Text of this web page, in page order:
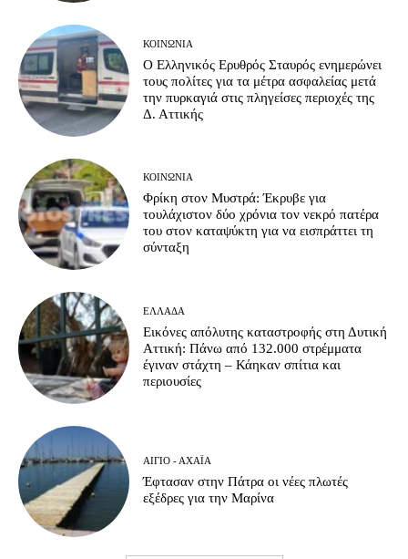
ΚΟΙΝΩΝΊΑ
Ο Ελληνικός Ερυθρός Σταυρός ενημερώνει
τους πολίτες για τα μέτρα ασφαλείας μετά
την πυρκαγιά στις πληγείσες περιοχές της
Δ. Αττικής
ΚΟΙΝΩΝΊΑ
Φρίκη στον Μυστρά: Έκρυβε για
τουλάχιστον δύο χρόνια τον νεκρό πατέρα
του στον καταψύκτη για να εισπράττει τη
σύνταξη
ΕΛΛΆΔΑ
Εικόνες απόλυτης καταστροφής στη Δυτική
Αττική: Πάνω από 132.000 στρέμματα
έγιναν στάχτη – Κάηκαν σπίτια και
περιουσίες
ΑΊΓΙΟ - ΑΧΑΪ́Α
Έφτασαν στην Πάτρα οι νέες πλωτές
εξέδρες για την Μαρίνα